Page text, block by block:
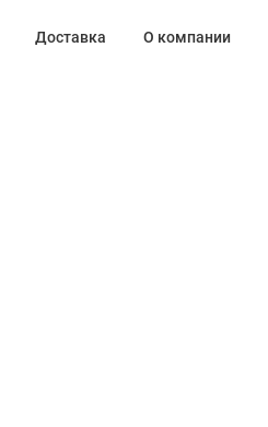
Доставка О компании